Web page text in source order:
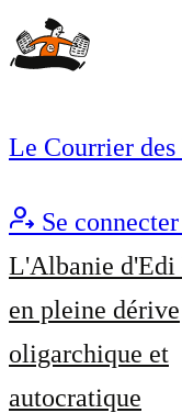
Le Courrier des
Se connecter
L'Albanie d'Edi
en pleine dérive
oligarchique et
autocratique